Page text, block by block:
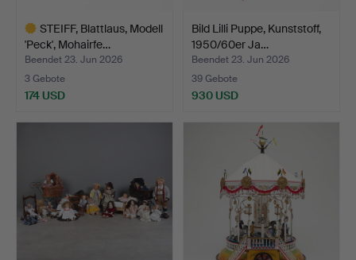
STEIFF, Blattlaus, Modell
'Peck', Mohairfe…
Beendet 23. Jun 2026
3 Gebote
174 USD
Bild Lilli Puppe, Kunststoff,
1950/60er Ja…
Beendet 23. Jun 2026
39 Gebote
930 USD